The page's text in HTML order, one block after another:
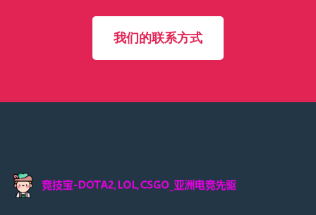
我们的联系方式